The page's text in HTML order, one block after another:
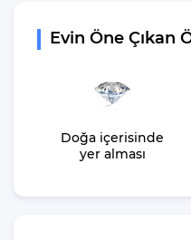
Evin Öne Çıkan
Doğa içerisinde
yer alması